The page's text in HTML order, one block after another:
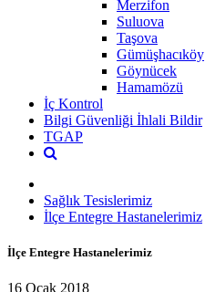
Merzifon
Suluova
Taşova
Gümüşhacıköy
Göynücek
Hamamözü
İç Kontrol
Bilgi Güvenliği İhlali Bildir
TGAP
Sağlık Tesislerimiz
İlçe Entegre Hastanelerimiz
İlçe Entegre Hastanelerimiz
16 Ocak 2018